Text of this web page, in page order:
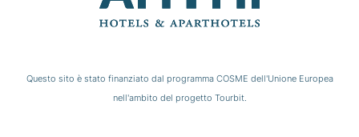
Questo sito è stato finanziato dal programma COSME dell'Unione Europea
nell'ambito del progetto Tourbit.